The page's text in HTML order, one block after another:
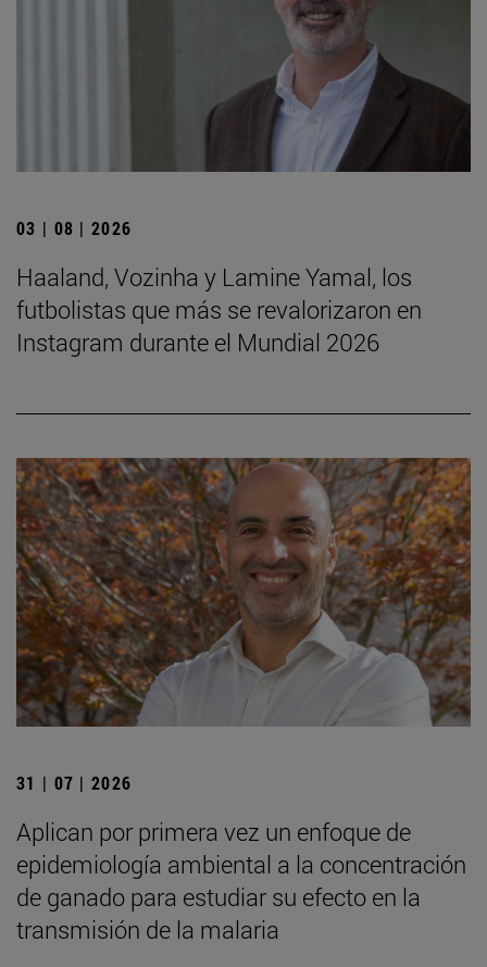
03 | 08 | 2026
Haaland, Vozinha y Lamine Yamal, los
futbolistas que más se revalorizaron en
Instagram durante el Mundial 2026
31 | 07 | 2026
Aplican por primera vez un enfoque de
epidemiología ambiental a la concentración
de ganado para estudiar su efecto en la
transmisión de la malaria